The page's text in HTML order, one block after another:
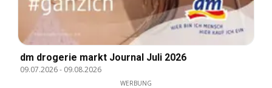
dm drogerie markt Journal Juli 2026
09.07.2026- 09.08.2026
WERBUNG